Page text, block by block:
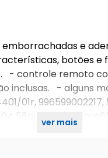
e
botões
- controle remoto
inclusas. - alguns
01r,
58pus6504,
ver mais